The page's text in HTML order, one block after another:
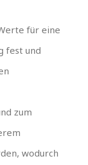
für eine
fest und
zum
wodurch